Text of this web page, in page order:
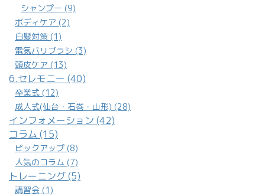
シャンプー (9)
ボディケア (2)
白髪対策 (1)
電気バリブラシ (3)
頭皮ケア (13)
6.セレモニー (40)
卒業式 (12)
成人式(仙台・石巻・山形) (28)
インフォメーション (42)
コラム (15)
ピックアップ (8)
人気のコラム (7)
トレーニング (5)
講習会 (1)